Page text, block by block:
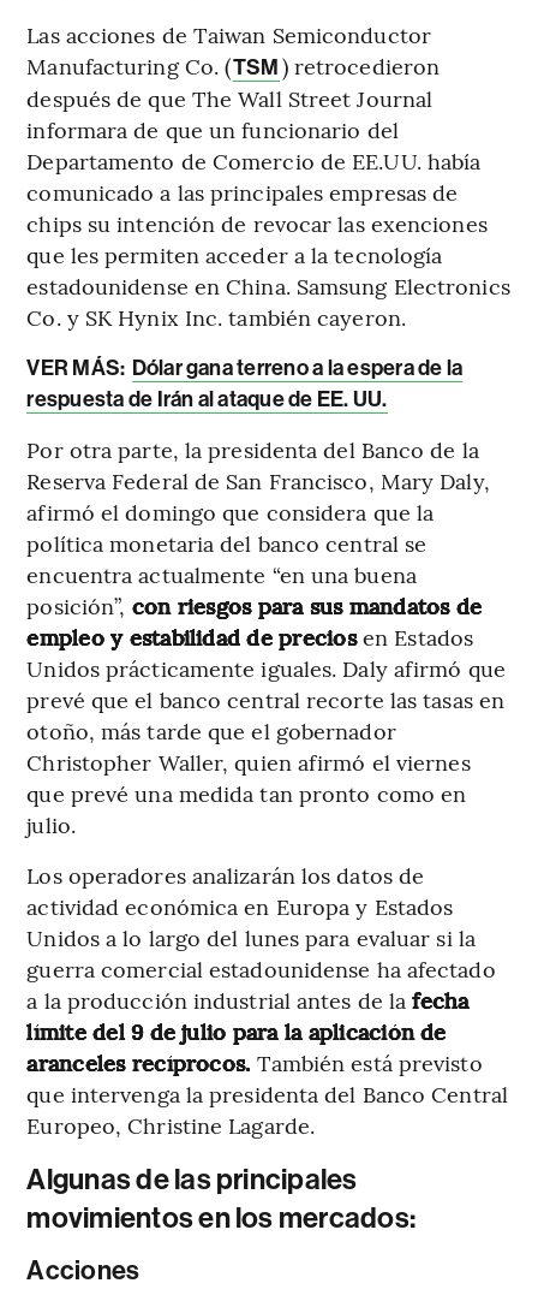
Las acciones de Taiwan Semiconductor
Manufacturing Co. (TSM) retrocedieron
después de que The Wall Street Journal
informara de que un funcionario del
Departamento de Comercio de EE.UU. había
comunicado a las principales empresas de
chips su intención de revocar las exenciones
que les permiten acceder a la tecnología
estadounidense en China. Samsung Electronics
Co. y SK Hynix Inc. también cayeron.
VER MÁS: Dólar gana terreno a la espera de la
respuesta de Irán al ataque de EE. UU.
Por otra parte, la presidenta del Banco de la
Reserva Federal de San Francisco, Mary Daly,
afirmó el domingo que considera que la
política monetaria del banco central se
encuentra actualmente “en una buena
posición”, con riesgos para sus mandatos de
empleo y estabilidad de preciosen Estados
Unidos prácticamente iguales. Daly afirmó que
prevé que el banco central recorte las tasas en
otoño, más tarde que el gobernador
Christopher Waller, quien afirmó el viernes
que prevé una medida tan pronto como en
julio.
Los operadores analizarán los datos de
actividad económica en Europa y Estados
Unidos a lo largo del lunes para evaluar si la
guerra comercial estadounidense ha afectado
a la producción industrial antes de lafecha
límite del 9 de julio para la aplicación de
aranceles recíprocos. También está previsto
que intervenga la presidenta del Banco Central
Europeo, Christine Lagarde.
Algunas de las principales
movimientos en los mercados:
Acciones